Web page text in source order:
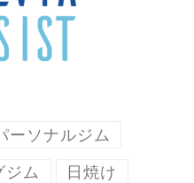
ーソナルジム
ジム 日焼け